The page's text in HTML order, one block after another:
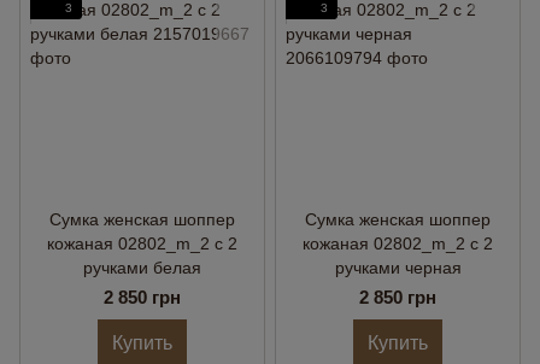
3
Сумка женская шоппер
кожаная 02802_m_2 с 2
ручками белая
2 850 грн
Купить
3
Сумка женская шоппер
кожаная 02802_m_2 с 2
ручками черная
2 850 грн
Купить